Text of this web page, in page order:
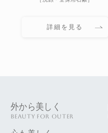
詳細を見る
外から美しく
BEAUTY FOR OUTER